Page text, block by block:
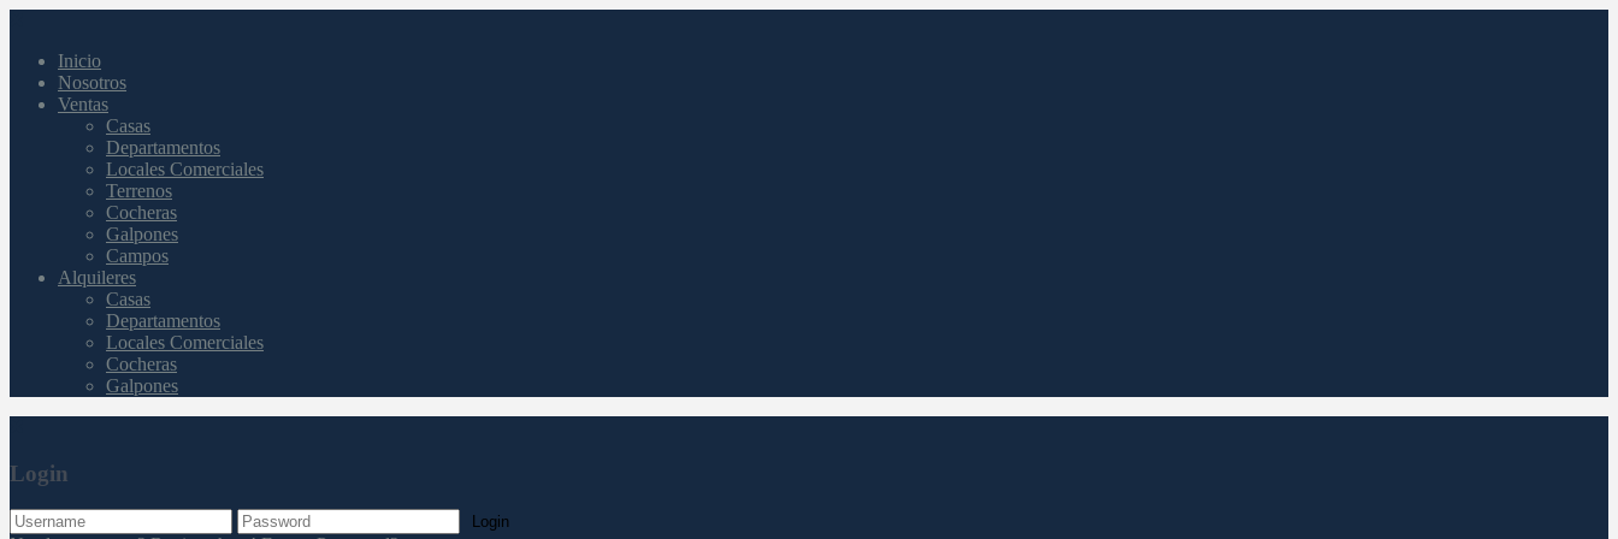
Inicio
Nosotros
Ventas
Casas
Departamentos
Locales Comerciales
Terrenos
Cocheras
Galpones
Campos
Alquileres
Casas
Departamentos
Locales Comerciales
Cocheras
Galpones
Login
Login